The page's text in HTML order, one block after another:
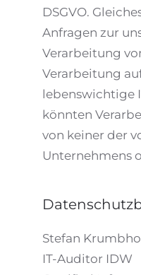
DSGVO.
Anfragen zur
Verarbeitung
Verarbeitung
lebenswichtige
könnten
von keiner der
Unternehmens
Stefan
IT-Auditor IDW